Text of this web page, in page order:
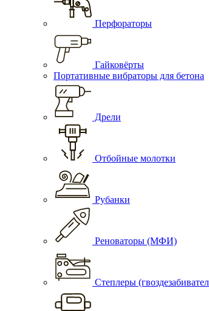
Перфораторы
Гайковёрты
Портативные вибраторы для бетона
Дрели
Отбойные молотки
Рубанки
Реноваторы (МФИ)
Степлеры